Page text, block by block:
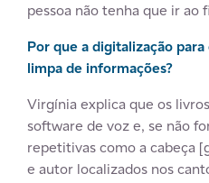
pessoa não tenha que ir ao
Por que a digitalização
limpa de informações?
Virgínia explica que os
software de voz e, se não
repetitivas como a cabeça [
e autor localizados nos